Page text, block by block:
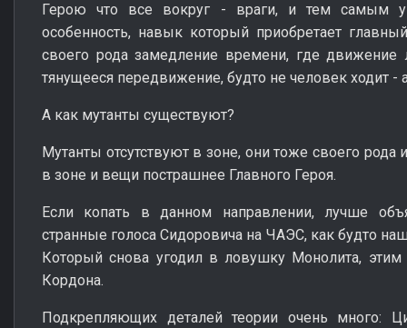
Герою что все вокруг - враги, и тем самым
особенность, навык который приобретает
своего рода замедление времени, где движение
тянущееся передвижение, будто не человек ходит -
А как мутанты существуют?
Мутанты отсутствуют в зоне, они тоже своего рода
в зоне и вещи пострашнее Главного Героя.
Если копать в данном направлении, лучше
странные голоса Сидоровича на ЧАЭС, как будто
Который снова угодил в ловушку Монолита, этим
Кордона.
Подкрепляющих деталей теории очень много: